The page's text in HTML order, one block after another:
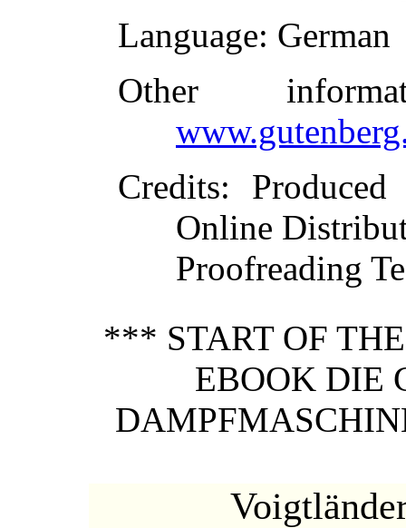
Language: German
Other
Credits:
Online
Proofreading
*** START OF
EBOOK DIE